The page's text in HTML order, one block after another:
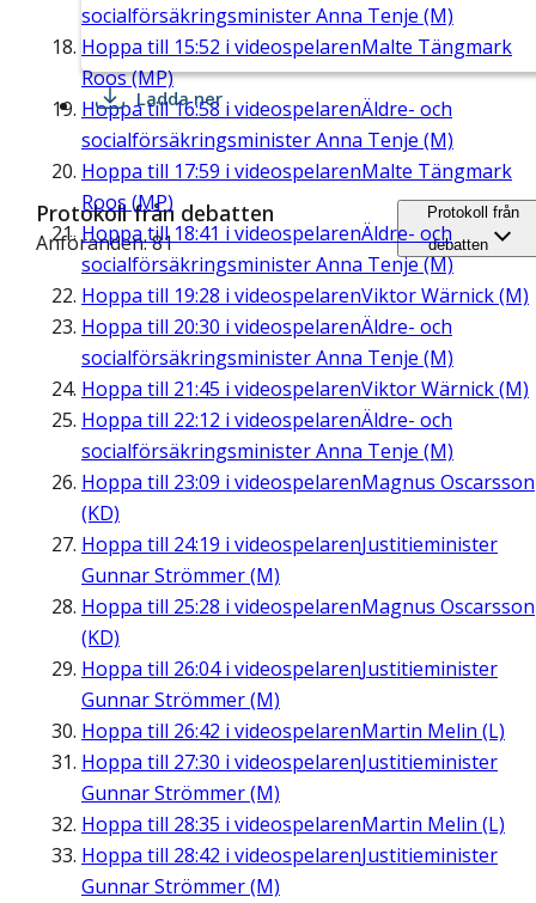
socialförsäkringsminister Anna Tenje (M)
Hoppa till 15:52 i videospelarenMalte Tängmark
Roos (MP)
Hoppa till16:58 i videospelarenÄldre- och
socialförsäkringsminister Anna Tenje (M)
Hoppa till 17:59 i videospelarenMalte Tängmark
Roos (MP)
Hoppa till 18:41 i videospelarenÄldre- och
socialförsäkringsminister Anna Tenje (M)
Hoppa till 19:28 i videospelarenViktor Wärnick (M)
Hoppa till 20:30 i videospelarenÄldre- och
socialförsäkringsminister Anna Tenje (M)
Hoppa till 21:45 i videospelarenViktor Wärnick (M)
Hoppa till 22:12 i videospelarenÄldre- och
socialförsäkringsminister Anna Tenje (M)
Hoppa till 23:09 i videospelarenMagnus Oscarsson
(KD)
Hoppa till 24:19 i videospelarenJustitieminister
Gunnar Strömmer (M)
Hoppa till 25:28 i videospelarenMagnus Oscarsson
(KD)
Hoppa till 26:04i videospelarenJustitieminister
Gunnar Strömmer (M)
Hoppa till 26:42 i videospelarenMartin Melin (L)
Hoppa till 27:30 i videospelarenJustitieminister
Gunnar Strömmer (M)
Hoppa till 28:35 i videospelarenMartin Melin (L)
Hoppa till 28:42 i videospelarenJustitieminister
Gunnar Strömmer (M)
Ladda ner
Protokoll från debatten
Anföranden: 81
Protokoll från
debatten